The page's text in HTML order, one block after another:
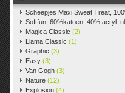
Scheepjes Maxi Sweat Treat,
Softfun, 60%katoen, 40% acryl.
Magica Classic (2)
Llama Classic (1)
Graphic (3)
Easy (3)
Van Gogh (3)
Nature (12)
Explosion (4)